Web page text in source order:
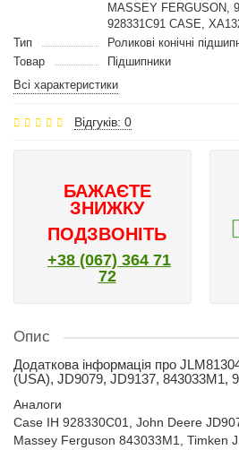
MASSEY FERGUSON,
928331C91 CASE,
Тип
Роликові конічні
Товар
Підшипники
Всі характеристики
Відгуків: 0
БАЖАЄТЕ
ЗНИЖКУ
ПОДЗВОНІТЬ
+38 (067) 364 71
72
Опис
Додаткова інформація про
(USA), JD9079, JD9137, 843033M1,
Аналоги
Case IH 928330C01, John Deere
Massey Ferguson 843033M1, Timken